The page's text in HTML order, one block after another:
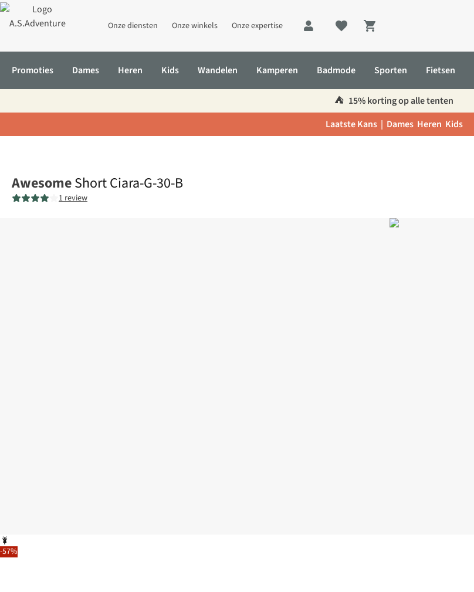
Onze diensten Onze winkels Onze expertise
Shopping cart
Promoties Dames Heren Kids Wandelen Kamperen Badmode Sporten Fietsen
⛺️ 15% korting op alle tenten
Laatste Kans | Dames Heren Kids
-57%
AwesomeShort Ciara-G-30-B
1 review